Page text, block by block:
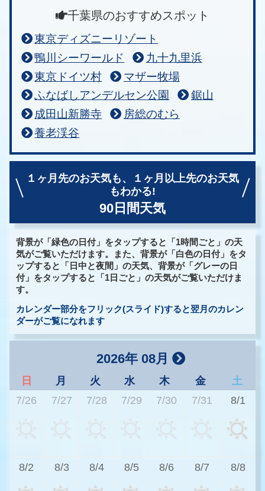
千葉県のおすすめスポット
東京ディズニーリゾート
鴨川シーワールド
九十九里浜
東京ドイツ村
マザー牧場
ふなばしアンデルセン公園
鋸山
成田山新勝寺
房総のむら
養老渓谷
１ヶ月先のお天気も、
１ヶ月以上先のお天気
もわかる!
90日間天気
背景が「緑色の日付」をタップすると「1時間ごと」の天
気がご覧いただけます。また、背景が「白色の日付」をタ
ップすると「日中と夜間」の天気、背景が「グレーの日
付」をタップすると「1日ごと」の天気がご覧いただけま
す。
カレンダー部分をフリック(スライド)すると翌月のカレン
ダーがご覧になれます
2026年 08月
日 月 火 水 木 金
土
7/26
7/27 7/28 7/29 7/30 7/31 8/1
8/2 8/3 8/4 8/5 8/6 8/7 8/8